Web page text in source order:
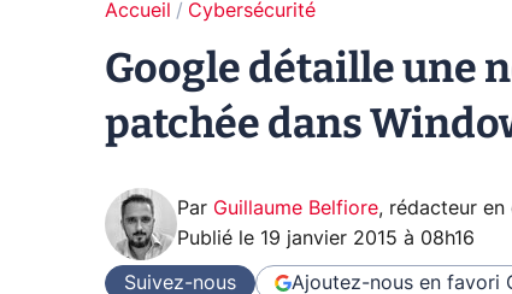
Accueil Cybersécurité
Google détaille une
patchée dans
Par Guillaume Belfiore, rédacteur en
Publié le 19 janvier 2015 à 08h16
Suivez-nous Ajoutez-nous en favori